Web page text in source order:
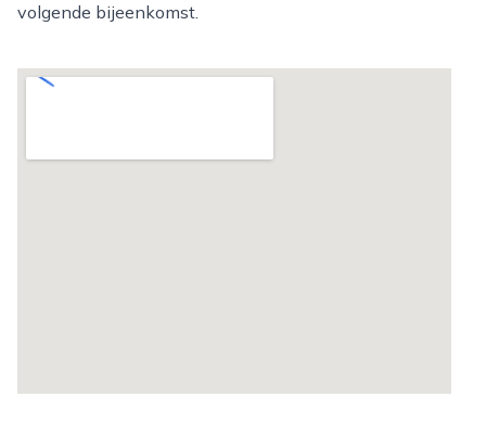
volgende bijeenkomst.